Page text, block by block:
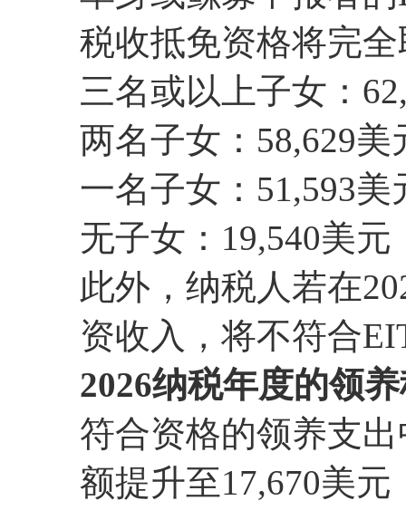
税收抵免资格将完
三名或以上子女：
两名子女：58,629美
一名子女：51,593美
无子女：19,540美元
此外，纳税人若在
资收入，将不符合
2026纳税年度的领
符合资格的领养支
额提升至17,670美元